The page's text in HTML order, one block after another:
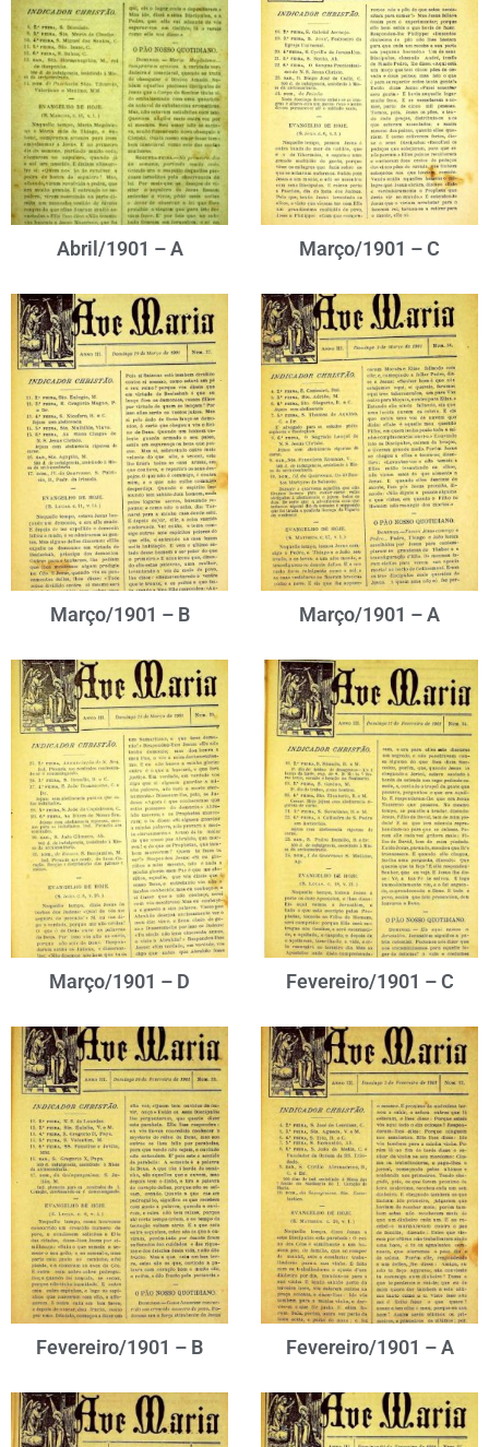
Abril/1901 – A Março/1901 – C
Março/1901 – B Março/1901 – A
Março/1901 – D Fevereiro/1901 – C
Fevereiro/1901 – B Fevereiro/1901 – A